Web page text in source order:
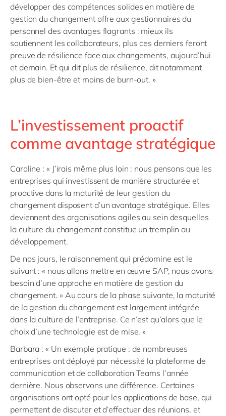
développer des compétences solides en matière de
gestion du changement offre aux gestionnaires du
personnel des avantages flagrants : mieux ils
soutiennent les collaborateurs, plus ces derniers feront
preuve de résilience face aux changements, aujourd’hui
et demain. Et qui dit plus de résilience, dit notamment
plus de bien-être et moins de burn-out. »
L’investissement proactif
comme avantage stratégique
Caroline : « J’irais même plus loin : nous pensons que les
entreprises qui investissent de manière structurée et
proactive dans la maturité de leur gestion du
changement disposent d’un avantage stratégique. Elles
deviennent des organisations agiles au sein desquelles
la culture du changement constitue un tremplin au
développement.
De nos jours, le raisonnement qui prédomine est le
suivant : « nous allons mettre en œuvre SAP, nous avons
besoin d’une approche en matière de gestion du
changement. » Au cours de la phase suivante, la maturité
de la gestion du changement est largement intégrée
dans la culture de l’entreprise. Ce n’est qu’alors que le
choix d’une technologie est de mise. »
Barbara : « Un exemple pratique : de nombreuses
entreprises ont déployé par nécessité la plateforme de
communication et de collaboration Teams l’année
dernière. Nous observons une différence. Certaines
organisations ont opté pour les applications de base, qui
permettent de discuter et d’effectuer des réunions, et